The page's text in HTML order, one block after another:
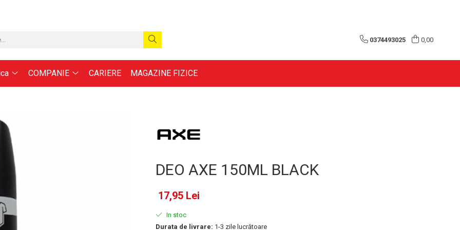
0374493025 0,00
COMPANIE CARIERE MAGAZINE FIZICE
DEO AXE 150ML BLACK
17,95 Lei
In stoc
Durata de livrare: 1-3 zile lucrătoare